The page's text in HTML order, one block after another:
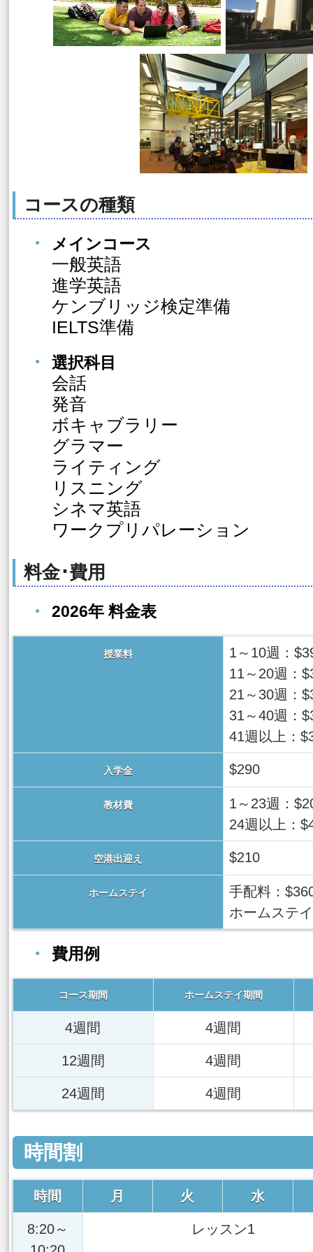
コースの種類
メインコース
一般英語
進学英語
ケンブリッジ検定準備
IELTS準備
選択科目
会話
発音
ボキャブラリー
グラマー
ライティング
リスニング
シネマ英語
ワークプリパレーション
料金･費用
2026年 料金表
授業料
1～10週：
11～20週：
21～30週：
31～40週：
41週以上：
入学金 $290
教材費
1～23週：
24週以上：
空港出迎え $210
ホームステイ
手配料：
ホームステ
費用例
コース期間 ホームステイ期間
4週間 4週間
12週間 4週間
24週間 4週間
時間割
時間 月 火 水
8:20～
レッスン1